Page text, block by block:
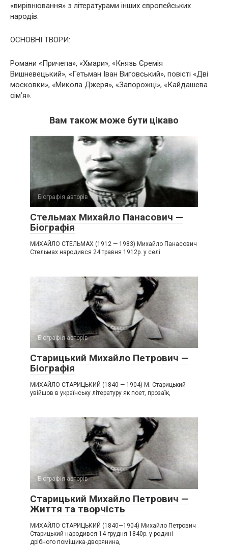
«вирівнювання» з літературами інших європейських
народів.
ОСНОВНІ ТВОРИ:
Романи «Причепа», «Хмари», «Князь Єремія
Вишневецький», «Гетьман Іван Виговський», повісті «Дві
московки», «Микола Джеря», «Запорожці», «Кайдашева
сім’я».
Вам також може бути цікаво
Біографія авторів
Стельмах Михайло Панасович —
Біографія
МИХАЙЛО СТЕЛЬМАХ (1912 — 1983) Михайло Панасович
Стельмах народився 24 травня 1912р. у селі
Біографія авторів
Старицький Михайло Петрович —
Біографія
МИХАЙЛО СТАРИЦЬКИЙ (1840 — 1904) М. Старицький
увійшов в українську літературу як поет, прозаїк,
Біографія авторів
Старицький Михайло Петрович —
Життя та творчість
МИХАЙЛО СТАРИЦЬКИЙ (1840—1904) Михайло Петрович
Старицький народився 14 грудня 1840р. у родині
дрібного поміщика-дворянина,